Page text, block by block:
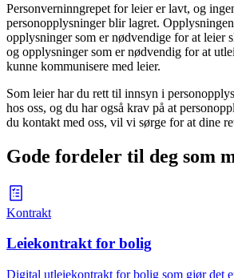
Personverninngrepet for leier er lavt, og
personopplysninger blir lagret.
opplysninger som er nødvendige for at leier
og opplysninger som er nødvendig for at
kunne kommunisere med leier.
Som leier har du rett til innsyn i
hos oss, og du har også krav på at
du kontakt med oss, vil vi sørge for at dine
Gode fordeler til deg som
Kontrakt
Leiekontrakt for bolig
Digital utleiekontrakt for bolig som gjør det